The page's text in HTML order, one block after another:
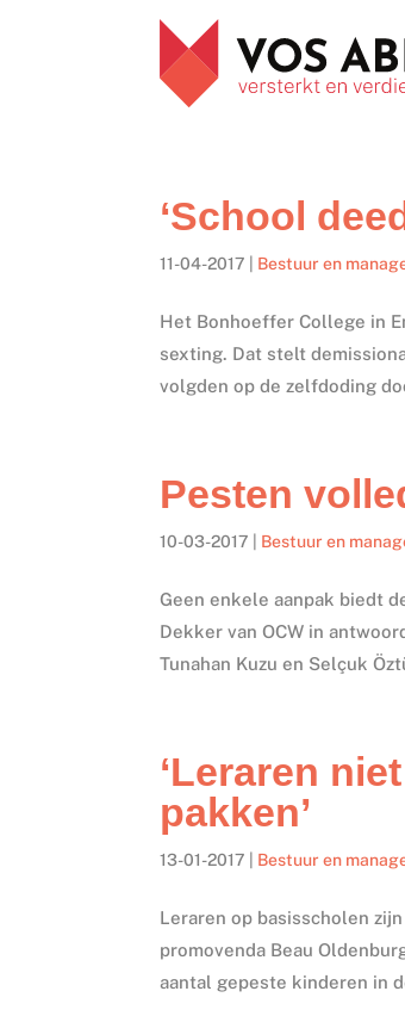
‘School
11-04-2017 Bestuur en
Het Bonhoeffer College in
sexting. Dat stelt
volgden op de zelfdoding
Pesten
10-03-2017 Bestuur en
Geen enkele aanpak biedt
Dekker van OCW in
Tunahan Kuzu en Selçuk
‘Leraren
pakken’
13-01-2017 Bestuur en
Leraren op basisscholen
promovenda Beau
aantal gepeste kinderen in